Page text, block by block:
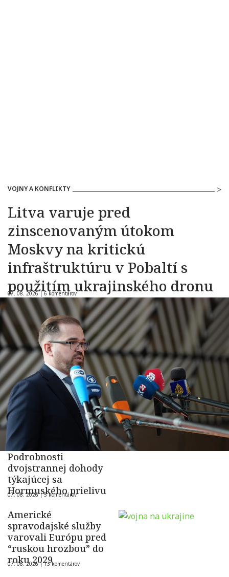
VOJNY A KONFLIKTY
Litva varuje pred
zinscenovaným útokom
Moskvy na kritickú
infraštruktúru v Pobaltí s
použitím ukrajinského dronu
07. 08. 2026 |6 komentárov
Podrobnosti
dvojstrannej dohody
týkajúcej sa
Hormuského prielivu
07. 08. 2026 |5 komentárov
Americké
spravodajské služby
varovali Európu pred
“ruskou hrozbou” do
roku 2029
07. 08. 2026 |13 komentárov